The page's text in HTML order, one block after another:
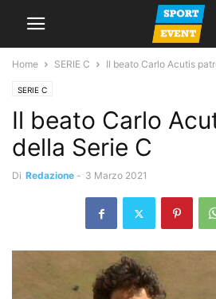
Home SERIE C Il beato Carlo Acutis
SERIE C
Il beato Carlo
della Serie C
Di Redazione - 3 Marzo 2021